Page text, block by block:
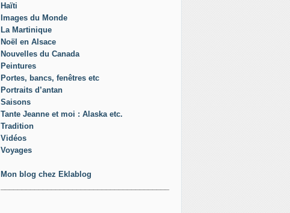
Haïti
Images du Monde
La Martinique
Noël en Alsace
Nouvelles du Canada
Peintures
Portes, bancs, fenêtres etc
Portraits d’antan
Saisons
Tante Jeanne et moi : Alaska etc.
Tradition
Vidéos
Voyages
Mon blog chez Eklablog